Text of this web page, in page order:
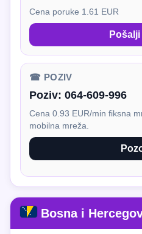
Cena poruke 1.61 EUR
Pošalji
☎ POZIV
Poziv: 064-609-996
Cena 0.93 EUR/min fiksna
mobilna mreža.
Bosna i